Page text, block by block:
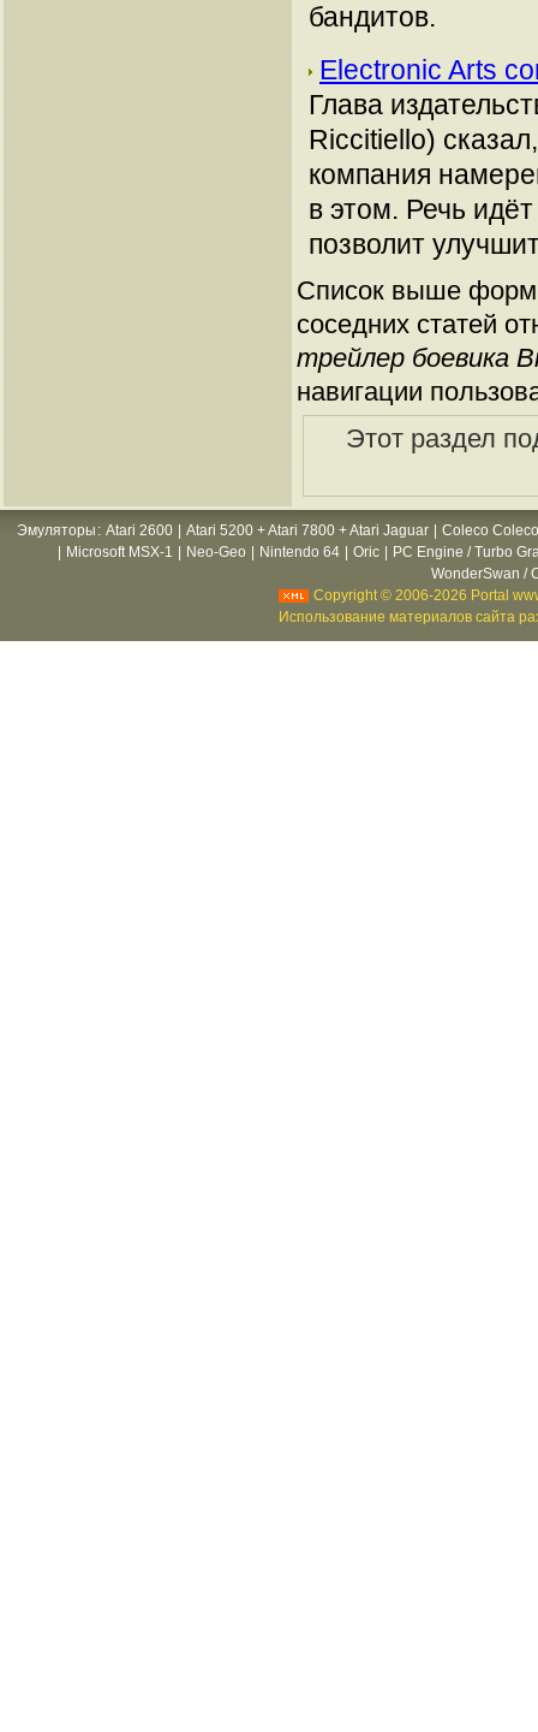
бандитов.
Electronic Arts
Глава
Riccitiello)
компания
в этом. Речь
позволит
Список выше
соседних статей
трейлер боевика
навигации
Этот раздел
Эмуляторы : Atari 2600 Atari 5200 + Atari 7800 + Atari Jaguar
Coleco
Microsoft MSX-1 Neo-Geo Nintendo 64 Oric
PC Engine / Turbo
WonderSwan /
Copyright © 2006-2026 Portal
Использование материалов сайта